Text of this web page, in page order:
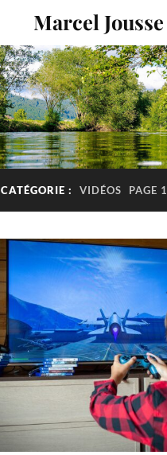
Marcel Jousse
CATÉGORIE : VIDÉOS PAGE